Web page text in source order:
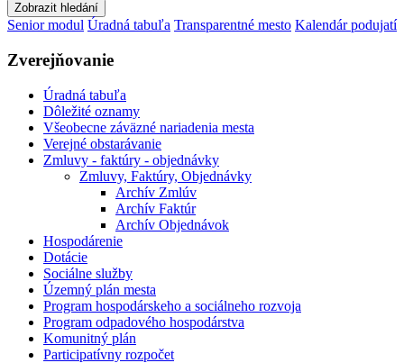
Zobrazit hledání
Senior modul Úradná tabuľa Transparentné mesto Kalendár podujatí
Zverejňovanie
Úradná tabuľa
Dôležité oznamy
Všeobecne záväzné nariadenia mesta
Verejné obstarávanie
Zmluvy - faktúry - objednávky
Zmluvy, Faktúry, Objednávky
Archív Zmlúv
Archív Faktúr
Archív Objednávok
Hospodárenie
Dotácie
Sociálne služby
Územný plán mesta
Program hospodárskeho a sociálneho rozvoja
Program odpadového hospodárstva
Komunitný plán
Participatívny rozpočet